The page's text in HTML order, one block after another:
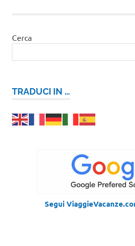
Cerca
TRADUCI IN …
Segui